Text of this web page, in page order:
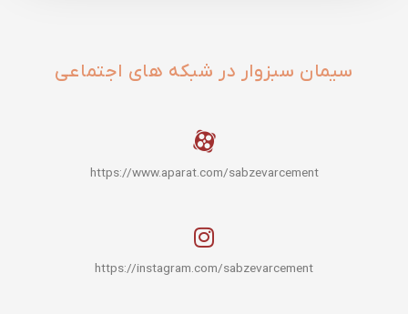
سیمان سبزوار در شبکه های اجتماعی
https://www.aparat.com/sabzevarcement
https://instagram.com/sabzevarcement